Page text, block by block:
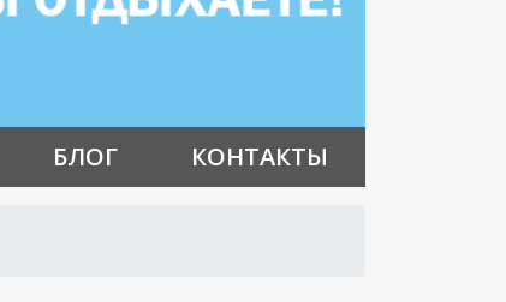
БЛОГ КОНТАКТЫ